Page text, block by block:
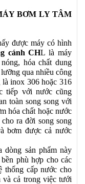
BƠM LY TÂM
được máy có hình
cánh CHL là máy
hóa chất dung
qua nhiều công
là inox 306 hoặc 316
tiếp với nước cũng
toàn song song với
hóa chất hoặc nước
ra đời song song
bơm được cả nước
dòng sản phẩm này
phù hợp cho các
thống cấp nước cho
và cả trong việc tưới